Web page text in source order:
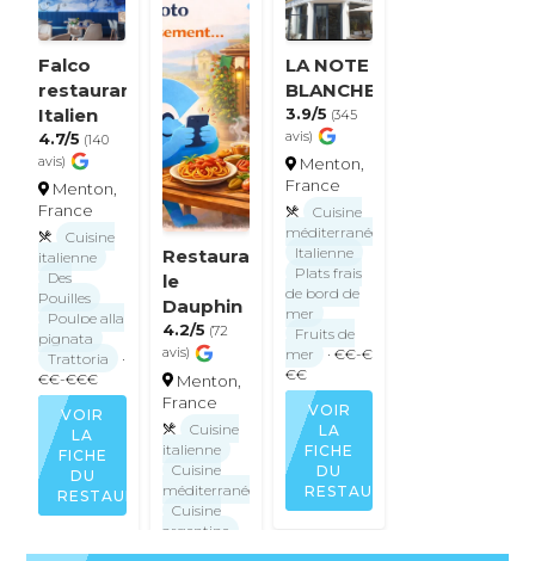
Falco
restaurant
Italien
4.7/5 (140
avis)
Menton,
France
Cuisine
italienne
Des
Pouilles
Poulpe alla
pignata
Trattoria
·
€€-€€€
VOIR
LA
FICHE
DU
RESTAURANT
Restaurant
le
Dauphin
4.2/5 (72
avis)
Menton,
France
Cuisine
italienne
Cuisine
méditerranéenne
Cuisine
argentine
€€-€€€
LA NOTE
BLANCHE
3.9/5 (345
avis)
Menton,
France
Cuisine
méditerranéenne
Italienne
Plats frais
de bord de
mer
Fruits de
mer
· €€-€
€€
VOIR
LA
FICHE
DU
RESTAURANT